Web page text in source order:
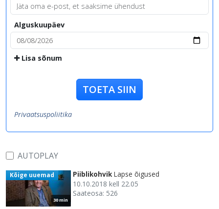
Alguskuupäev
Lisa sõnum
TOETA SIIN
Privaatsuspoliitika
AUTOPLAY
30 min
Kõige uuemad Piiblikohvik Lapse õigused
10.10.2018 kell 22.05
Saateosa: 526